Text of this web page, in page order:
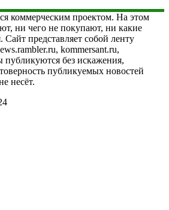
коммерческим проектом. На этом
ни чего не покупают, ни какие
Сайт представляет собой ленту
kommersant.ru,
без искажения,
публикуемых новостей
несёт.